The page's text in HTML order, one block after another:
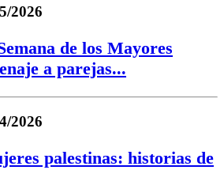
2026
de los Mayores
a parejas...
2026
palestinas: historias de